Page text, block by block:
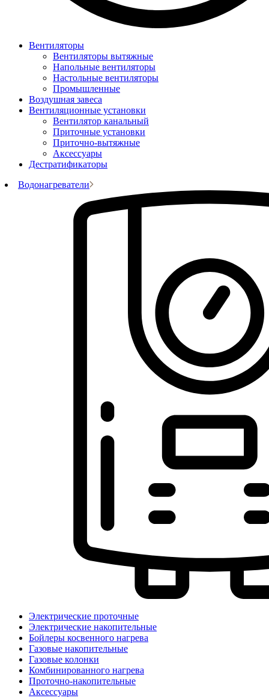
Вентиляторы
Вентиляторы вытяжные
Напольные вентиляторы
Настольные вентиляторы
Промышленные
Воздушная завеса
Вентиляционные установки
Вентилятор канальный
Приточные установки
Приточно-вытяжные
Аксессуары
Дестратификаторы
Водонагреватели
Электрические проточные
Электрические накопительные
Бойлеры косвенного нагрева
Газовые накопительные
Газовые колонки
Комбинированного нагрева
Проточно-накопительные
Аксессуары